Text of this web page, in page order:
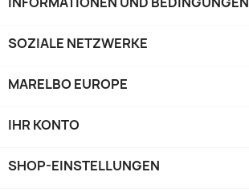
SOZIALE NETZWERKE
MARELBO EUROPE
IHR KONTO
SHOP-EINSTELLUNGEN